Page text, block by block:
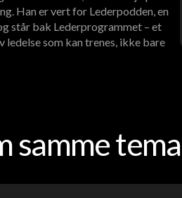
Han er vert for Lederpodden, en
står bak Lederprogrammet – et
som kan trenes, ikke bare
samme